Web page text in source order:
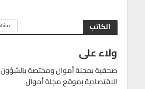
الكاتب
ولاء على
صحفية بمجلة أموال ومختصة بالشؤون
الاقتصادية بموقع مجلة أموال